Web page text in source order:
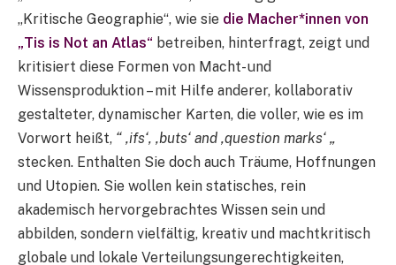
„Kritische Geographie“, wie sie die Macher*innen von
„Tis is Not an Atlas“ betreiben, hinterfragt, zeigt und
kritisiert diese Formen von Macht- und
Wissensproduktion – mit Hilfe anderer, kollaborativ
gestalteter, dynamischer Karten, die voller, wie es im
Vorwort heißt, “ ‚ifs‘, ‚buts‘ and ‚question marks‘ „
stecken. Enthalten Sie doch auch Träume, Hoffnungen
und Utopien. Sie wollen kein statisches, rein
akademisch hervorgebrachtes Wissen sein und
abbilden, sondern vielfältig, kreativ und machtkritisch
globale und lokale Verteilungsungerechtigkeiten,